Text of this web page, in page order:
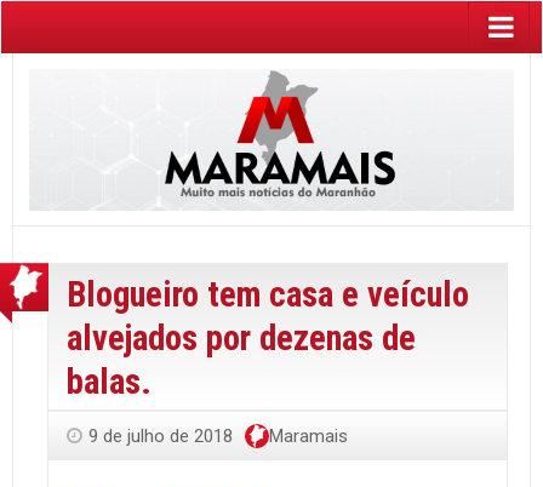
Blogueiro tem casa e veículo
alvejados por dezenas de
balas.
9 de julho de 2018 Maramais